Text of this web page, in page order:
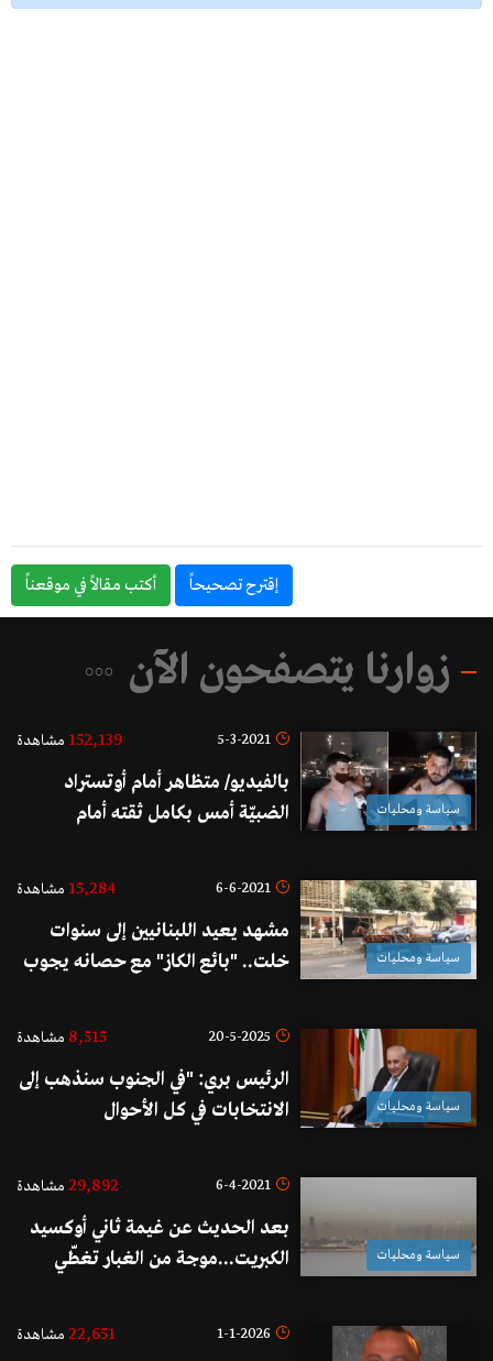
إقترح تصحيحاً أكتب مقالاً في موقعناً
زوارنا يتصفحون الآن
سياسة ومحليات
5-3-2021
152,139 مشاهدة
بالفيديو/ متظاهر أمام أوتستراد
الضبيّة أمس بكامل ثقته أمام
يتظاهر.. رح اترك لبنان، اصطفلوا يا
سياسة ومحليات
6-6-2021
15,284 مشاهدة
مشهد يعيد اللبنانيين إلى سنوات
خلت.. "بائع الكاز" مع حصانه يجوب
سياسة ومحليات
20-5-2025
8,515 مشاهدة
الرئيس بري: "في الجنوب سنذهب إلى
الانتخابات في كل الأحوال
سياسة ومحليات
6-4-2021
29,892 مشاهدة
بعد الحديث عن غيمة ثاني أوكسيد
الكبريت...موجة من الغبار تغطّي
1-1-2026
22,651 مشاهدة